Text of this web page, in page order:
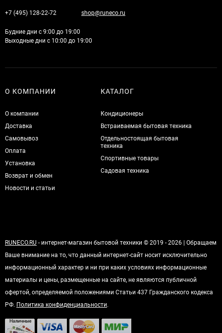
+7 (495) 128-22-72 shop@runeco.ru
Будние дни с 9:00 до 19:00
Выходные дни с 10:00 до 19:00
О КОМПАНИИ
О компании
Доставка
Самовывоз
Оплата
Установка
Возврат и обмен
Новости и статьи
КАТАЛОГ
Кондиционеры
Встраиваемая бытовая техника
Отдельностоящая бытовая
техника
Спортивные товары
Садовая техника
RUNECO.RU - интернет-магазин бытовой техники © 2019 - 2026 | Обращаем
Ваше внимание на то, что данный интернет-сайт носит исключительно
информационный характер и ни при каких условиях информационные
материалы и цены, размещенные на сайте, не являются публичной
офертой, определяемой положениями Статьи 437 Гражданского кодекса
РФ. Политика конфиденциальности.